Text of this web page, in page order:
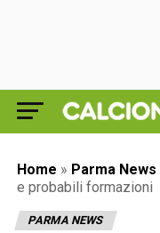
Home » Parma News
e probabili formazioni
PARMA NEWS